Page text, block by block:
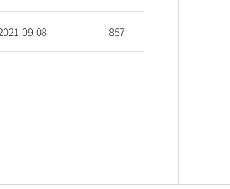
09-08 857